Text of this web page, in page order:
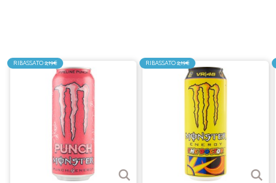
RIBASSATO2,19€ RIBASSATO2,19€